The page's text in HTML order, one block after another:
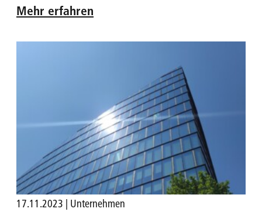
Mehr erfahren
17.11.2023 | Unternehmen